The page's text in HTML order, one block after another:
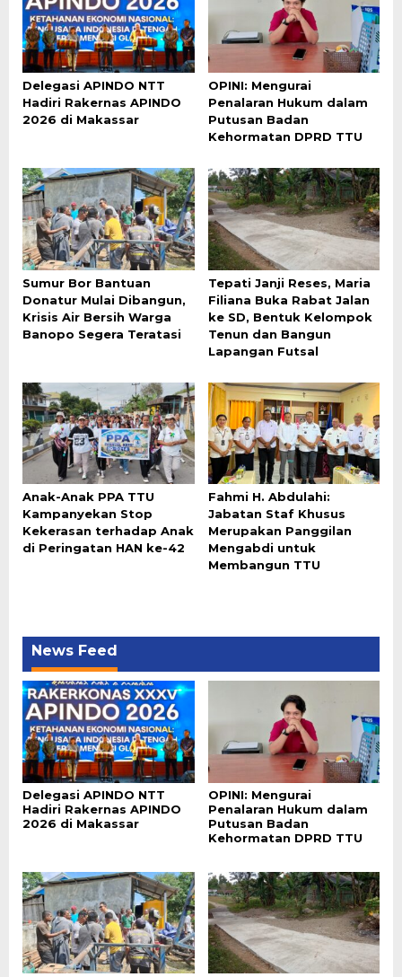
Delegasi APINDO NTT
Hadiri Rakernas APINDO
2026 di Makassar
OPINI: Mengurai
Penalaran Hukum dalam
Putusan Badan
Kehormatan DPRD TTU
Sumur Bor Bantuan
Donatur Mulai Dibangun,
Krisis Air Bersih Warga
Banopo Segera Teratasi
Tepati Janji Reses, Maria
Filiana Buka Rabat Jalan
ke SD, Bentuk Kelompok
Tenun dan Bangun
Lapangan Futsal
Anak-Anak PPA TTU
Kampanyekan Stop
Kekerasan terhadap Anak
di Peringatan HAN ke-42
Fahmi H. Abdulahi:
Jabatan Staf Khusus
Merupakan Panggilan
Mengabdi untuk
Membangun TTU
News Feed
Delegasi APINDO NTT
Hadiri Rakernas APINDO
2026 di Makassar
OPINI: Mengurai
Penalaran Hukum dalam
Putusan Badan
Kehormatan DPRD TTU